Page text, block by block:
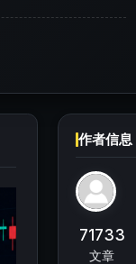
作者信息
71733
文章